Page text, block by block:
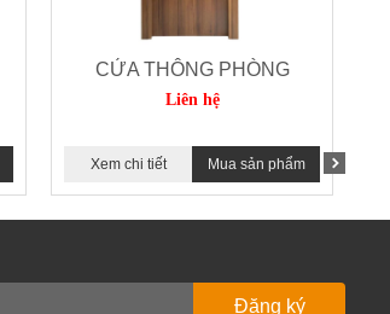
CỬA THÔNG PHÒNG
Liên hệ
Xem chi tiết Mua sản phẩm